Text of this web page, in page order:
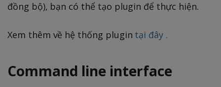
đồng bộ), bạn có thể tạo plugin để thực hiện.
Xem thêm về hệ thống plugin tại đây .
Command line interface